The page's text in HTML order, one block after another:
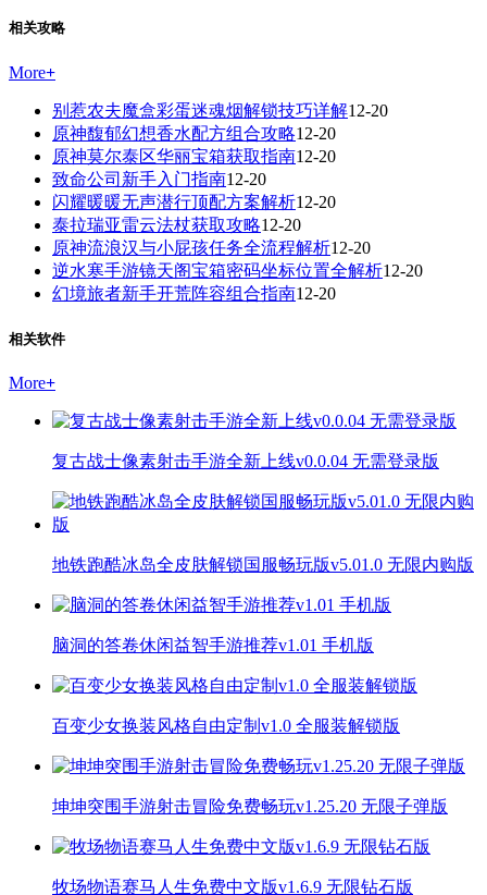
相关攻略
More+
别惹农夫魔盒彩蛋迷魂烟解锁技巧详解12-20
原神馥郁幻想香水配方组合攻略12-20
原神莫尔泰区华丽宝箱获取指南12-20
致命公司新手入门指南12-20
闪耀暖暖无声潜行顶配方案解析12-20
泰拉瑞亚雷云法杖获取攻略12-20
原神流浪汉与小屁孩任务全流程解析12-20
逆水寒手游镜天阁宝箱密码坐标位置全解析12-20
幻境旅者新手开荒阵容组合指南12-20
相关软件
More+
复古战士像素射击手游全新上线v0.0.04 无需登录版
地铁跑酷冰岛全皮肤解锁国服畅玩版v5.01.0 无限内购版
脑洞的答卷休闲益智手游推荐v1.01 手机版
百变少女换装风格自由定制v1.0 全服装解锁版
坤坤突围手游射击冒险免费畅玩v1.25.20 无限子弹版
牧场物语赛马人生免费中文版v1.6.9 无限钻石版